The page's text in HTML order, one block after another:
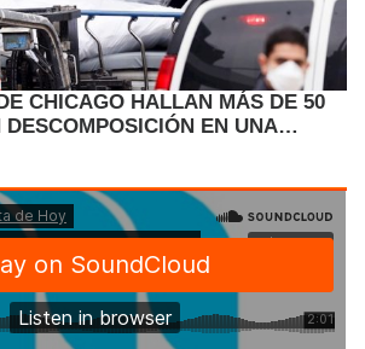
CHICAGO HALLAN MÁS DE 50
EN UNA